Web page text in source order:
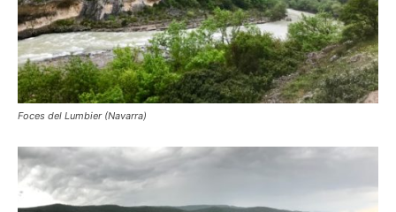
Foces del Lumbier (Navarra)